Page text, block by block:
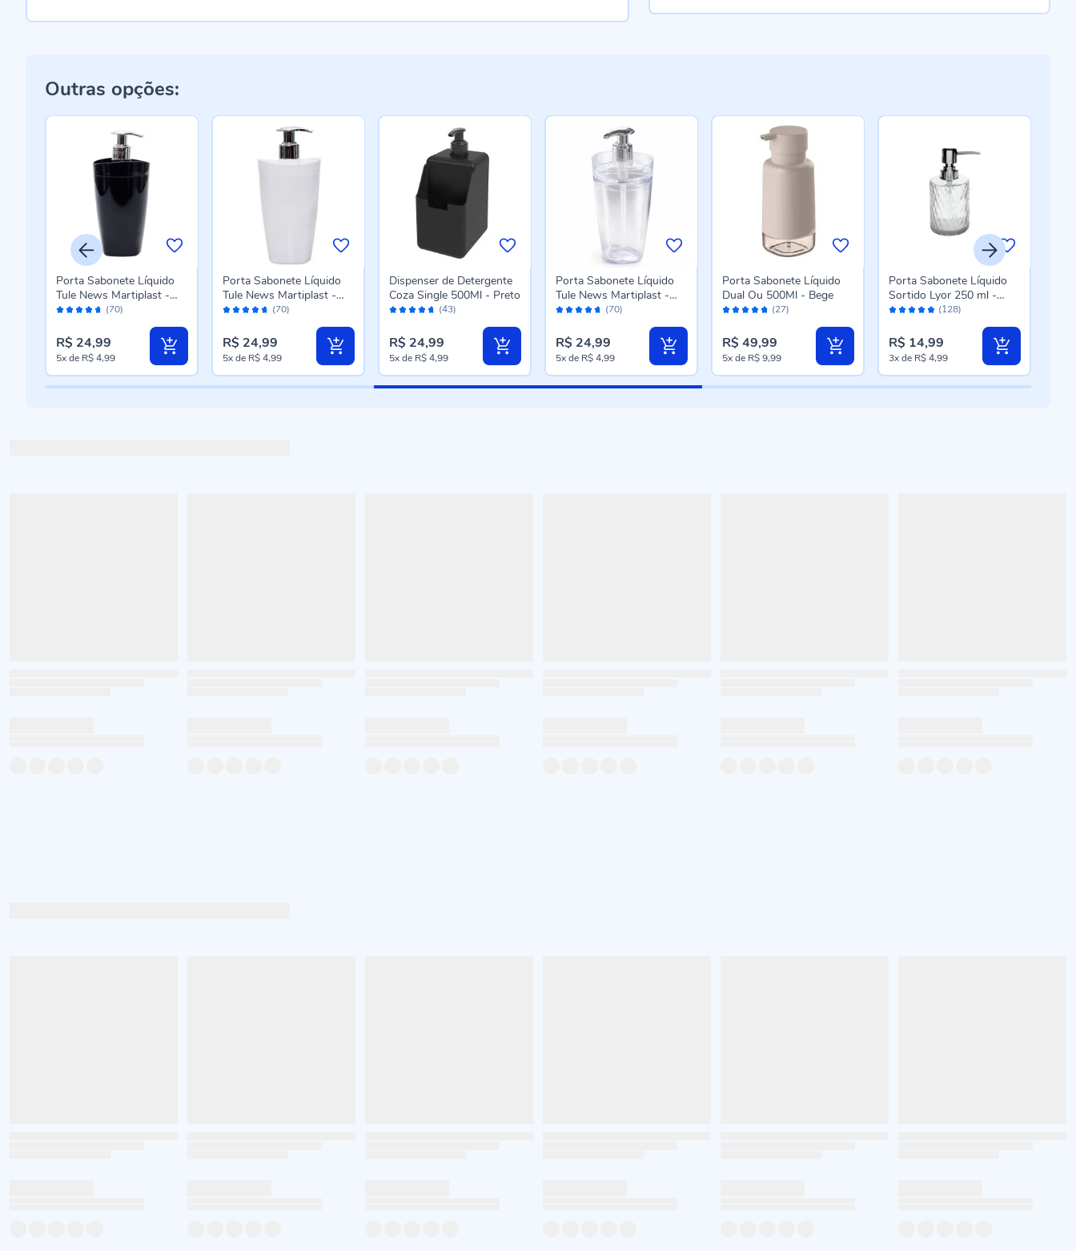
Outras opções:
Avaliação: (70)
Porta Sabonete Líquido
Tule News Martiplast -
Preto
R$ 24,99
5xde R$ 4,99
Avaliação: (70)
Porta Sabonete Líquido
Tule News Martiplast -
Branco
R$ 24,99
5xde R$ 4,99
Avaliação: (43)
Dispenser de Detergente
Coza Single 500Ml - Preto
R$ 24,99
5xde R$ 4,99
Avaliação: (70)
Porta Sabonete Líquido
Tule News Martiplast -
Transparente
R$ 24,99
5xde R$ 4,99
Avaliação: (27)
Porta Sabonete Líquido
Dual Ou 500Ml - Bege
R$ 49,99
5xde R$ 9,99
Avaliação: (128)
Porta Sabonete Líquido
Sortido Lyor 250 ml -
Pump Prata
R$ 14,99
3xde R$ 4,99